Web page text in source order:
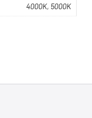
4000K, 5000K